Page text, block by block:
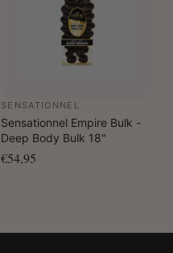
SENSATIONNEL
Sensationnel Empire Bulk -
Deep Body Bulk 18"
€54,95